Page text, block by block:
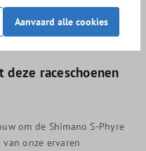
zijn de gele
ervaring je hebt, hoe
raceschoenen
om de Shimano S-Phyre
van onze ervaren
Aanvaard alle cookies